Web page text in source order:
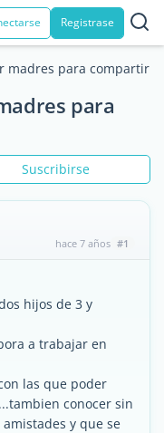
Registrase
madres para compartir
para
Suscribirse
hace 7 años #1
hijos de 3 y
a trabajar en
las que poder
conocer sin
y que se